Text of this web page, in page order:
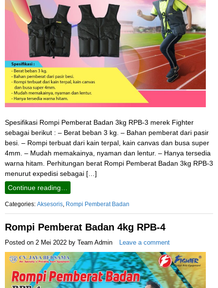
Spesifikasi Rompi Pemberat Badan 3kg RPB-3 merek Fighter
sebagai berikut : – Berat beban 3 kg. – Bahan pemberat dari pasir
besi. – Rompi terbuat dari kain terpal, kain canvas dan busa super
4mm. – Mudah memakainya, nyaman dan lentur. – Hanya tersedia
warna hitam. Perhitungan berat Rompi Pemberat Badan 3kg RPB-3
menurut expedisi sebagai […]
Continue reading…
Categories: Aksesoris Rompi Pemberat Badan
Rompi Pemberat Badan 4kg RPB-4
Posted on 2 Mei 2022 by Team Admin Leave a comment